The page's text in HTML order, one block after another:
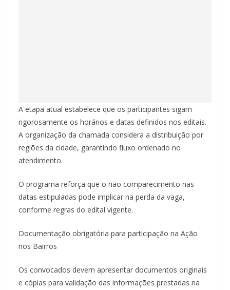
A etapa atual estabelece que os participantes sigam
rigorosamente os horários e datas definidos nos editais.
A organização da chamada considera a distribuição por
regiões da cidade, garantindo fluxo ordenado no
atendimento.
O programa reforça que o não comparecimento nas
datas estipuladas pode implicar na perda da vaga,
conforme regras do edital vigente.
Documentação obrigatória para participação na Ação
nos Bairros
Os convocados devem apresentar documentos originais
e cópias para validação das informações prestadas na